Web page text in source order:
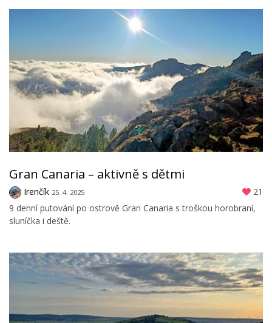
Gran Canaria – aktivně s dětmi
Irenčík 25. 4. 2025
21
9 denní putování po ostrově Gran Canaria s troškou horobraní,
sluníčka i deště.